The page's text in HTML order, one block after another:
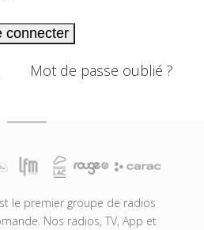
connecter
Mot de passe oublié ?
le premier groupe de radios
Nos radios, TV, App et